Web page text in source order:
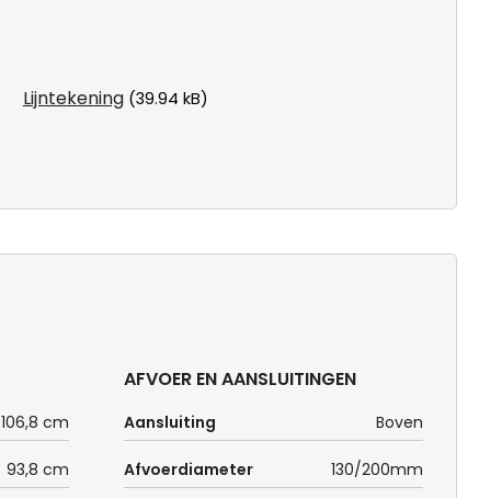
Lijntekening (39.94 kB)
106,8 cm
93,8 cm
AFVOER EN AANSLUITINGEN
Aansluiting Boven
Afvoerdiameter 130/200mm